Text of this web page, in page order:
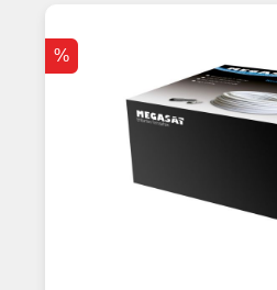
und übersichtliche Abtrennung
möglich. Eigenschaften
Abschirmung: 4-fach
Außenleiterdurchmesser: 5,5
Isolationsdurchmesser: 4,3 mm
Innenleiterdurchmesser: 0,9
2x kaschiert Geflecht: 1x 48 x
TÜV geprüft ISO 9001 RoHS-
auf dem Kabel Kabellänge:
Dämpfung bei 20° C auf 100
%